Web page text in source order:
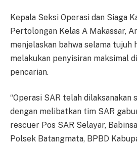
Kepala Seksi Operasi dan Siaga
Pertolongan Kelas A Makassar,
menjelaskan bahwa selama
melakukan penyisiran maksimal
pencarian.
“Operasi SAR telah dilaksanakan
dengan melibatkan tim SAR
rescuer Pos SAR Selayar,
Polsek Batangmata, BPBD